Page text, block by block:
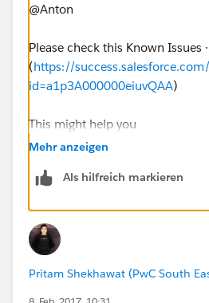
@Anton
Please check this Known Issues
(https://
id=a1p3A000000eiuvQAA)
This might help you
Mehr anzeigen
Als hilfreich markieren
Pritam Shekhawat (PwC South